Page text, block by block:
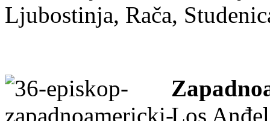
Ljubostinja, Rača,
Los